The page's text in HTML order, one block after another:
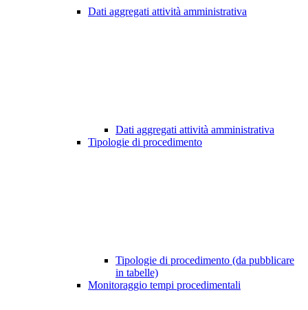
Dati aggregati attività amministrativa
Dati aggregati attività amministrativa
Tipologie di procedimento
Tipologie di procedimento (da pubblicare
in tabelle)
Monitoraggio tempi procedimentali